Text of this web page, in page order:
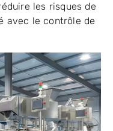
les risques de
avec le contrôle de